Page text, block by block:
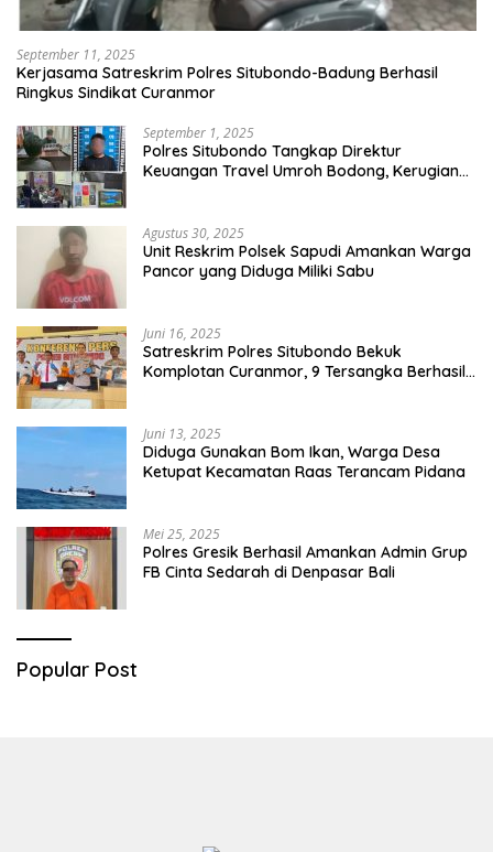
September 11, 2025
Kerjasama Satreskrim Polres Situbondo-Badung Berhasil
Ringkus Sindikat Curanmor
September 1, 2025
Polres Situbondo Tangkap Direktur
Keuangan Travel Umroh Bodong, Kerugian
Agustus 30, 2025
Unit Reskrim Polsek Sapudi Amankan Warga
Pancor yang Diduga Miliki Sabu
Juni 16, 2025
Satreskrim Polres Situbondo Bekuk
Komplotan Curanmor, 9 Tersangka Berhasil
Juni 13, 2025
Diduga Gunakan Bom Ikan, Warga Desa
Ketupat Kecamatan Raas Terancam Pidana
Mei 25, 2025
Polres Gresik Berhasil Amankan Admin Grup
FB Cinta Sedarah di Denpasar Bali
Popular Post